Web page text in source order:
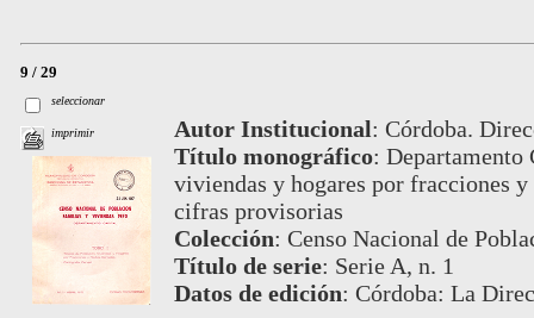
9 / 29
seleccionar
imprimir Autor Institucional: Córdoba.
Título monográfico: Departamento
viviendas y hogares por fracciones
cifras provisorias
Colección: Censo Nacional de
Título de serie: Serie A, n. 1
Datos de edición: Córdoba: La